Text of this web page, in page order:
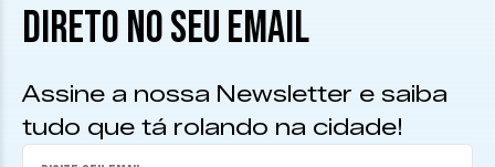
DIRETO NO SEU EMAIL
Assine a nossa Newsletter e saiba
tudo que tá rolando na cidade!